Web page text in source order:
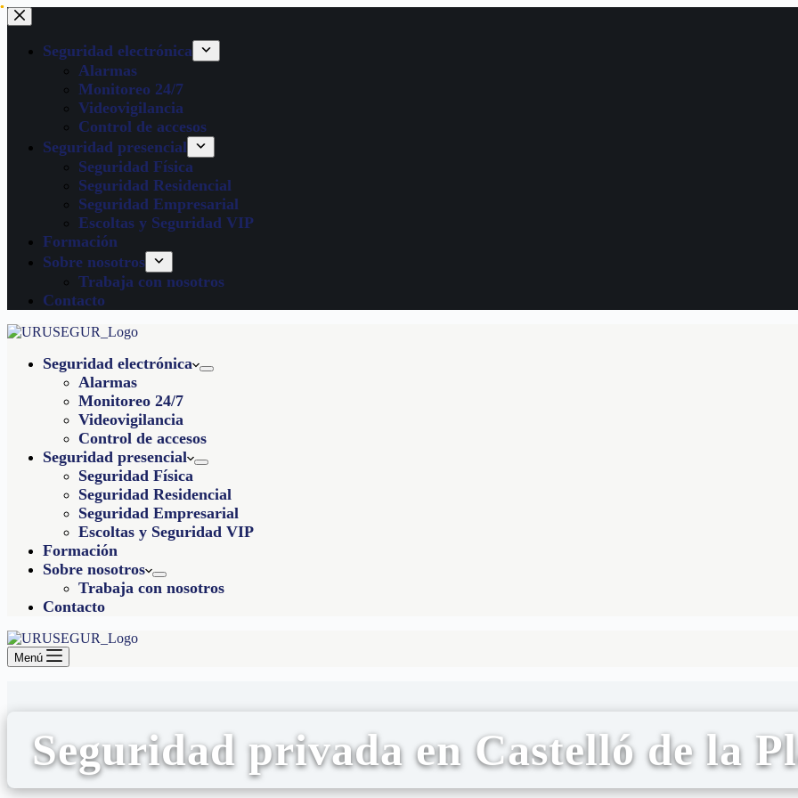
Seguridad electrónica
Alarmas
Monitoreo 24/7
Videovigilancia
Control de accesos
Seguridad presencial
Seguridad Física
Seguridad Residencial
Seguridad Empresarial
Escoltas y Seguridad VIP
Formación
Sobre nosotros
Trabaja con nosotros
Contacto
Seguridad electrónica
Alarmas
Monitoreo 24/7
Videovigilancia
Control de accesos
Seguridad presencial
Seguridad Física
Seguridad Residencial
Seguridad Empresarial
Escoltas y Seguridad VIP
Formación
Sobre nosotros
Trabaja con nosotros
Contacto
Menú
Seguridad privada en Castelló de la